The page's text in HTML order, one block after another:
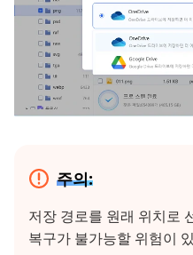
주의:
저장 경로를 원래 위치로
복구가 불가능할 위험이